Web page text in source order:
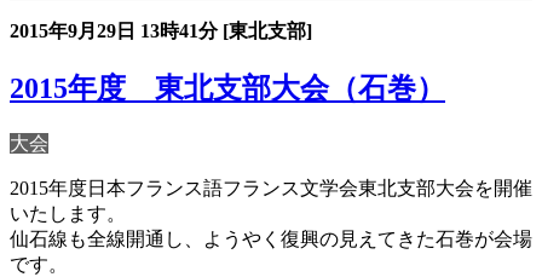
2015年9月29日 13時41分 [東北支部]
2015年度 東北支部大会（石巻）
大会
2015年度日本フランス語フランス文学会東北支部大会を開催
いたします。
仙石線も全線開通し、ようやく復興の見えてきた石巻が会場
です。